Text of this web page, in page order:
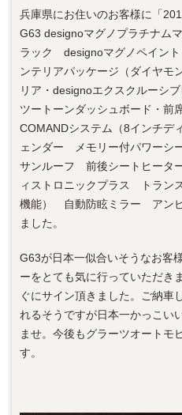
兵庫県にお住いのお客様に「
G63 designoマグノプラチナム
ラック designoマグノペイン
ンテリアパッケージ（ダイヤモ
リア・designoエクスクルーシ
ツートーンダッシュボード・
COMANDシステム（8インチ
ェンダー メモリー付パワー
サンルーフ 前後シートヒー
ィストロニックプラス トラン
機能） 自動防眩ミラー アンビ
ました。
G63が日本一似合いそうなお客
ーをとても気に行っていただき
ぐにサイン頂きました。ご納車
れるそうですが日本一かっこい
ませ。今後もグラーツオートモ
す。